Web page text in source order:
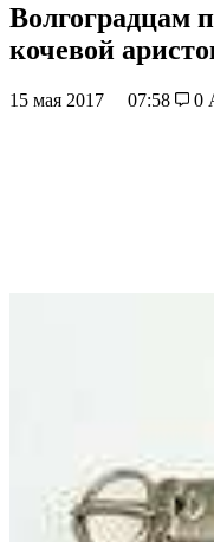
Волгоградцам
кочевой
15 мая 2017 07:58 0